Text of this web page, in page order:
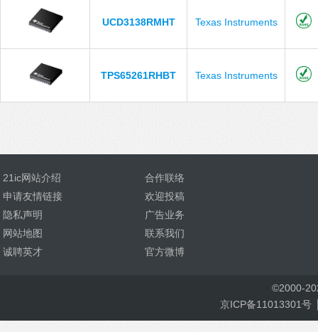
UCD3138RMHT Texas Instruments
TPS65261RHBT Texas Instruments
21ic网站介绍
合作联络
申请友情链接
欢迎投稿
隐私声明
广告业务
网站地图
联系我们
诚聘英才
官方微博
©2000-
京ICP备11013301号